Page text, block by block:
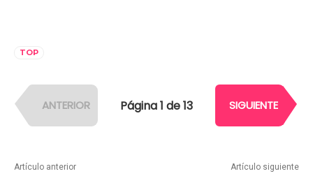
TOP
ANTERIOR Página 1 de 13 SIGUIENTE
Artículo anterior Artículo siguiente